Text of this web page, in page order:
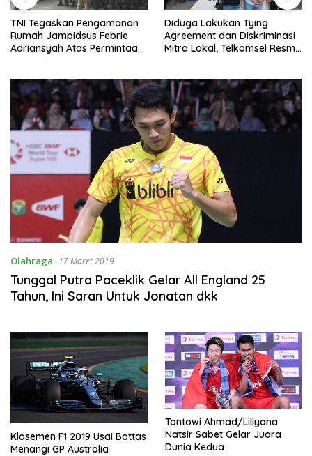
TNI Tegaskan Pengamanan
Rumah Jampidsus Febrie
Adriansyah Atas Permintaan
Diduga Lakukan Tying
Agreement dan Diskriminasi
Mitra Lokal, Telkomsel Resmi
Olahraga 17 Maret 2019
Tunggal Putra Paceklik Gelar All England 25
Tahun, Ini Saran Untuk Jonatan dkk
Klasemen F1 2019 Usai Bottas
Menangi GP Australia
Tontowi Ahmad/Liliyana
Natsir Sabet Gelar Juara
Dunia Kedua